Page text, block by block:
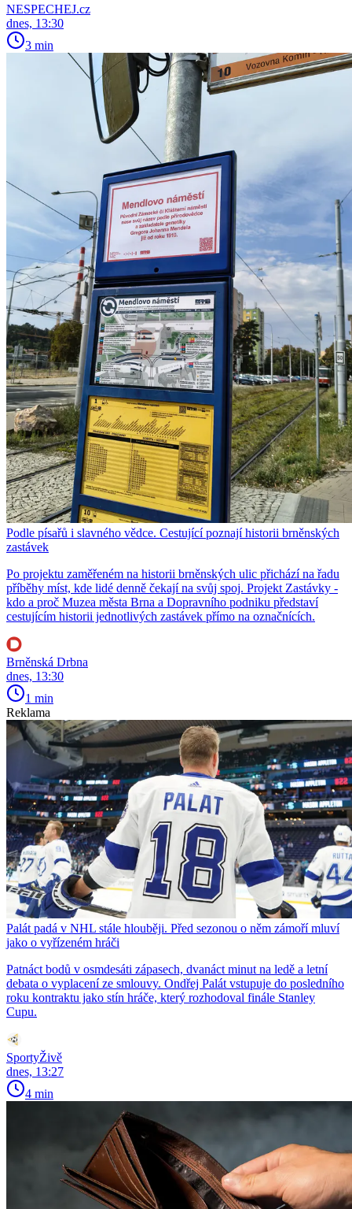
NESPECHEJ.cz
dnes, 13:30
3 min
Podle písařů i slavného vědce. Cestující poznají historii brněnských
zastávek
Po projektu zaměřeném na historii brněnských ulic přichází na řadu
příběhy míst, kde lidé denně čekají na svůj spoj. Projekt Zastávky -
kdo a proč Muzea města Brna a Dopravního podniku představí
cestujícím historii jednotlivých zastávek přímo na označnících.
Brněnská Drbna
dnes, 13:30
1 min
Reklama
Palát padá v NHL stále hlouběji. Před sezonou o něm zámoří mluví
jako o vyřízeném hráči
Patnáct bodů v osmdesáti zápasech, dvanáct minut na ledě a letní
debata o vyplacení ze smlouvy. Ondřej Palát vstupuje do posledního
roku kontraktu jako stín hráče, který rozhodoval finále Stanley
Cupu.
SportyŽivě
dnes, 13:27
4 min